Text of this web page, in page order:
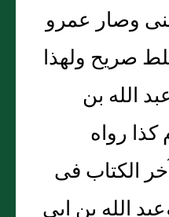
وصار عمرو
صريح ولهذا
الله بن
رواه
الكتاب فى